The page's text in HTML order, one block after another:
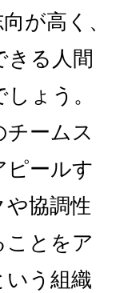
が高く、
きる人間
ょう。
チームス
ピールす
や協調性
ことをア
いう組織